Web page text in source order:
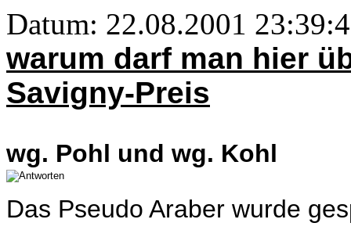
Datum: 22.08.2001
warum darf man hier
Savigny-Preis
wg. Pohl und wg. Kohl
Das Pseudo Araber wurde